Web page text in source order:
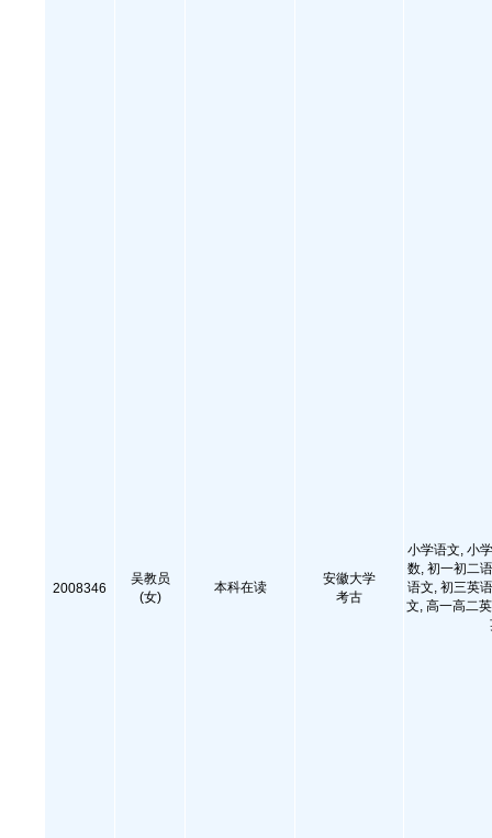
2008346
吴教员
(女)
本科在读
安徽大学
考古
小学语文, 小
数, 初一初二
语文, 初三英
文, 高一高二